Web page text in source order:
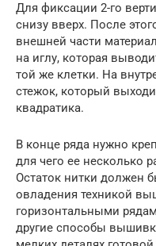
Для фиксации 2-го
снизу вверх. После
внешней части
на иглу, которая
той же клетки. На
стежок, который
квадратика.
В конце ряда нужно
для чего ее несколько
Остаток нитки должен
овладения техникой
горизонтальными
другие способы